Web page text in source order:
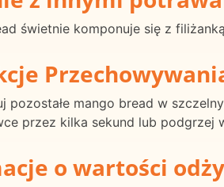
świetnie komponuje się z
pozostałe mango bread w
przez kilka sekund lub podgrzej
o wartości